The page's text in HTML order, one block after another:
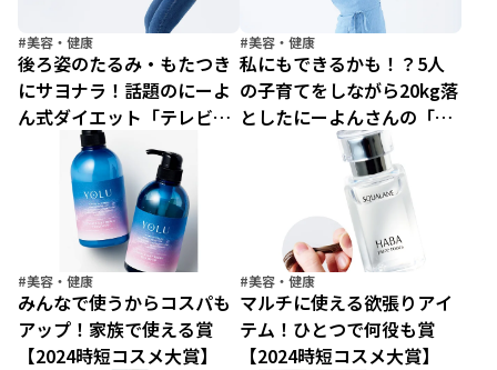
#美容・健康
後ろ姿のたるみ・もたつき
にサヨナラ！話題のにーよ
ん式ダイエット「テレビを
見ながら全身筋トレ」
#美容・健康
私にもできるかも！？5人
の子育てをしながら20kg落
としたにーよんさんの「す
き間時間のながら筋トレ」
#美容・健康
みんなで使うからコスパも
アップ！家族で使える賞
【2024時短コスメ大賞】
#美容・健康
マルチに使える欲張りアイ
テム！ひとつで何役も賞
【2024時短コスメ大賞】